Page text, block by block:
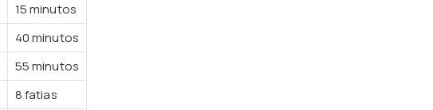
15 minutos
40 minutos
55 minutos
8 fatias